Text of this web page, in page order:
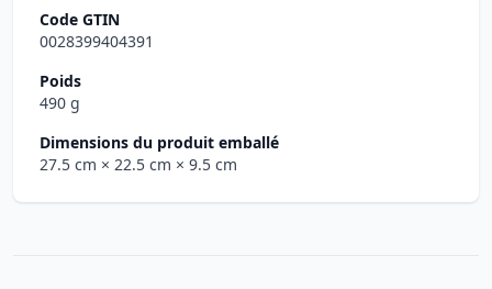
Code GTIN
0028399404391
Poids
490 g
Dimensions du produit emballé
27.5 cm × 22.5 cm × 9.5 cm